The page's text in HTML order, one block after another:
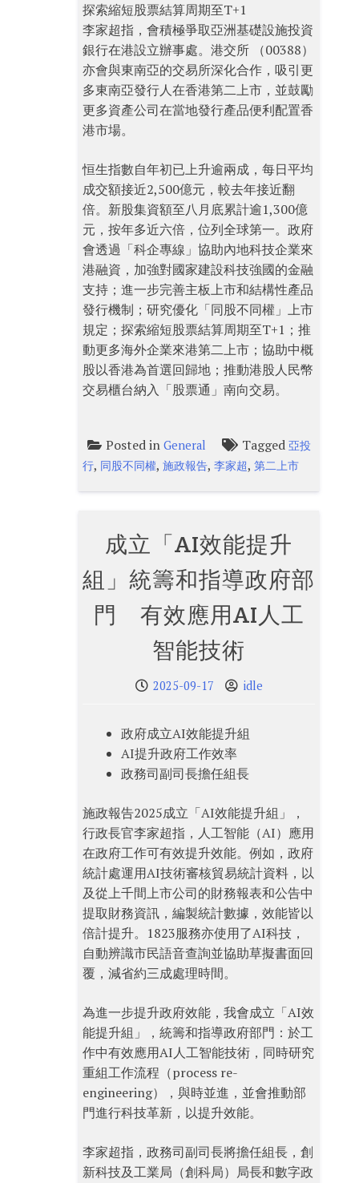
探索縮短股票結算周期至T+1
李家超指，會積極爭取亞洲基礎設施投資
銀行在港設立辦事處。港交所 （00388）
亦會與東南亞的交易所深化合作，吸引更
多東南亞發行人在香港第二上市，並鼓勵
更多資產公司在當地發行產品便利配置香
港市場。
恒生指數自年初已上升逾兩成，每日平均
成交額接近2,500億元，較去年接近翻
倍。新股集資額至八月底累計逾1,300億
元，按年多近六倍，位列全球第一。政府
會透過「科企專線」協助內地科技企業來
港融資，加強對國家建設科技強國的金融
支持；進一步完善主板上市和結構性產品
發行機制；研究優化「同股不同權」上市
規定；探索縮短股票結算周期至T+1；推
動更多海外企業來港第二上市；協助中概
股以香港為首選回歸地；推動港股人民幣
交易櫃台納入「股票通」南向交易。
Posted in General Tagged 亞投
行, 同股不同權,施政報告,李家超,第二上市
成立「AI效能提升
組」統籌和指導政府部
門 有效應用AI人工
智能技術
2025-09-17 idle
政府成立AI效能提升組
AI提升政府工作效率
政務司副司長擔任組長
施政報告2025成立「AI效能提升組」，
行政長官李家超指，人工智能（AI）應用
在政府工作可有效提升效能。例如，政府
統計處運用AI技術審核貿易統計資料，以
及從上千間上市公司的財務報表和公告中
提取財務資訊，編製統計數據，效能皆以
倍計提升。1823服務亦使用了AI科技，
自動辨識市民語音查詢並協助草擬書面回
覆，減省約三成處理時間。
為進一步提升政府效能，我會成立「AI效
能提升組」，統籌和指導政府部門：於工
作中有效應用AI人工智能技術，同時研究
重組工作流程（process re-
engineering），與時並進，並會推動部
門進行科技革新，以提升效能。
李家超指，政務司副司長將擔任組長，創
新科技及工業局（創科局）局長和數字政